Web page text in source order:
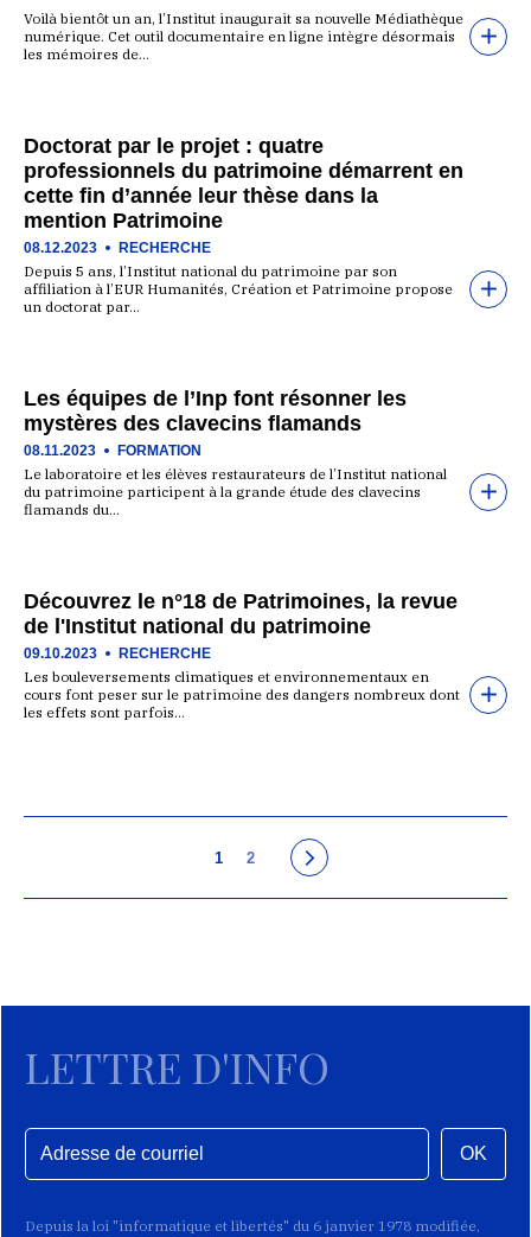
Voilà bientôt un an, l’Institut inaugurait sa nouvelle Médiathèque
numérique. Cet outil documentaire en ligne intègre désormais
les mémoires de…
Doctorat par le projet : quatre
professionnels du patrimoine démarrent en
cette fin d’année leur thèse dans la
mention Patrimoine
08.12.2023 RECHERCHE
Depuis 5 ans, l’Institut national du patrimoine par son
affiliation à l’EUR Humanités, Création et Patrimoine propose
un doctorat par…
Les équipes de l’Inp font résonner les
mystères des clavecins flamands
08.11.2023 FORMATION
Le laboratoire et les élèves restaurateurs de l’Institut national
du patrimoine participent à la grande étude des clavecins
flamands du…
Découvrez le n°18 de Patrimoines, la revue
de l'Institut national du patrimoine
09.10.2023 RECHERCHE
Les bouleversements climatiques et environnementaux en
cours font peser sur le patrimoine des dangers nombreux dont
les effets sont parfois…
1 2
LETTRE D'INFO
OK
Depuis la loi "informatique et libertés" du 6 janvier 1978 modifiée,